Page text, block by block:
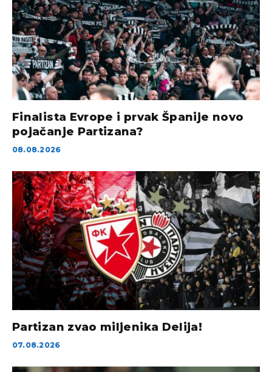
Finalista Evrope i prvak Španije novo
pojačanje Partizana?
08.08.2026
Partizan zvao miljenika Delija!
07.08.2026